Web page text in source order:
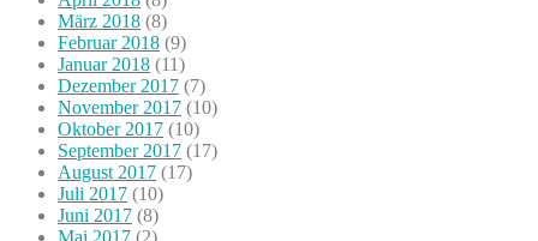
März 2018 (8)
Februar 2018 (9)
Januar 2018 (11)
Dezember 2017 (7)
November 2017 (10)
Oktober 2017 (10)
September 2017 (17)
August 2017 (17)
Juli 2017 (10)
Juni 2017 (8)
Mai 2017 (2)